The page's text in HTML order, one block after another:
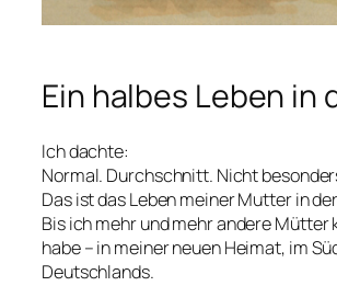
Ein halbes Leben in
Ich dachte:
Normal. Durchschnitt. Nicht
Das ist das Leben meiner Mutter in
Bis ich mehr und mehr andere Mütter
habe – in meiner neuen Heimat, im
Deutschlands.